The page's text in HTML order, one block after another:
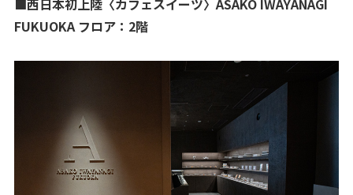
■西日本初上陸〈カフェスイーツ〉ASAKO IWAYANAGI
FUKUOKA フロア：2階